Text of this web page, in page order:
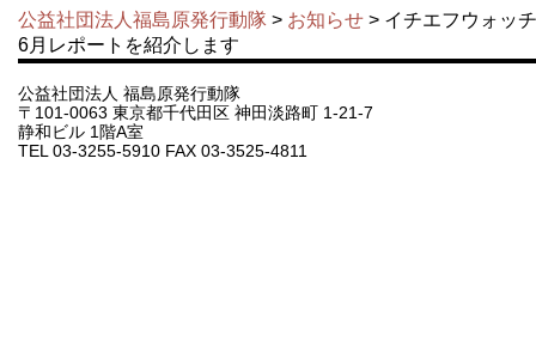
公益社団法人福島原発行動隊 > お知らせ > イチエフウォッ
6月レポートを紹介します
公益社団法人 福島原発行動隊
〒101-0063 東京都千代田区 神田淡路町 1-21-7
静和ビル 1階A室
TEL 03-3255-5910 FAX 03-3525-4811